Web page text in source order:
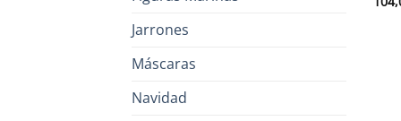
Jarrones
Máscaras
Navidad